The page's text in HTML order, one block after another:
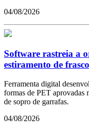
04/08/2026
Software rastreia a
estiramento de
Ferramenta digital
formas de PET aprovadas
de sopro de garrafas.
04/08/2026